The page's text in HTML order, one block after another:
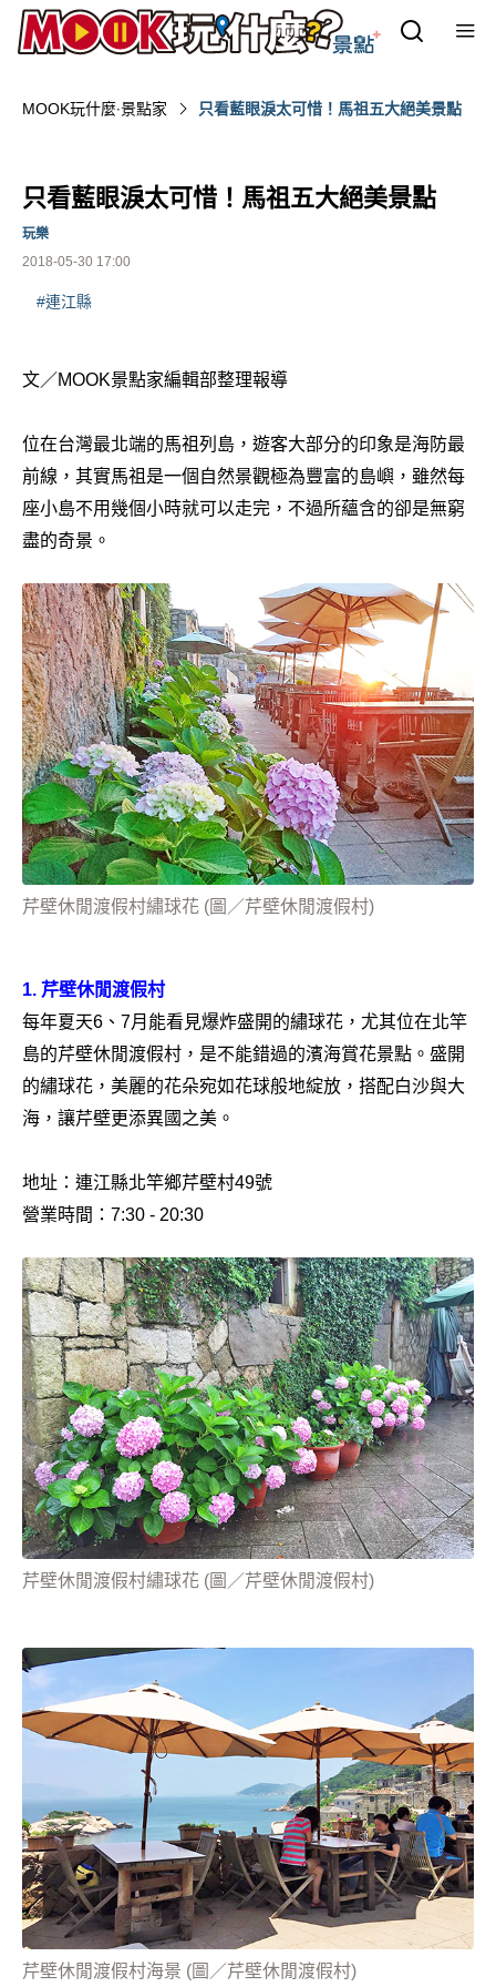
MOOK玩什麼‧景點家 只看藍眼淚太可惜！馬祖五大絕美景點
只看藍眼淚太可惜！馬祖五大絕美景點
2018-05-30 17:00
玩樂
#連江縣
文／MOOK景點家編輯部整理報導
位在台灣最北端的馬祖列島，遊客大部分的印象是海防最
前線，其實馬祖是一個自然景觀極為豐富的島嶼，雖然每
座小島不用幾個小時就可以走完，不過所蘊含的卻是無窮
盡的奇景。
芹壁休閒渡假村繡球花 (圖／芹壁休閒渡假村)
1. 芹壁休閒渡假村
每年夏天6、7月能看見爆炸盛開的繡球花，尤其位在北竿
島的芹壁休閒渡假村，是不能錯過的濱海賞花景點。盛開
的繡球花，美麗的花朵宛如花球般地綻放，搭配白沙與大
海，讓芹壁更添異國之美。
地址：連江縣北竿鄉芹壁村49號
營業時間：7:30 - 20:30
芹壁休閒渡假村繡球花 (圖／芹壁休閒渡假村)
芹壁休閒渡假村海景 (圖／芹壁休閒渡假村)